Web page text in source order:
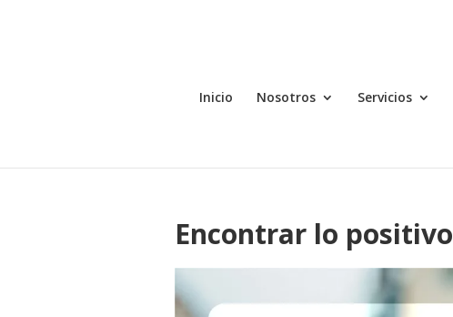
Inicio Nosotros Servicios
Encontrar lo positivo